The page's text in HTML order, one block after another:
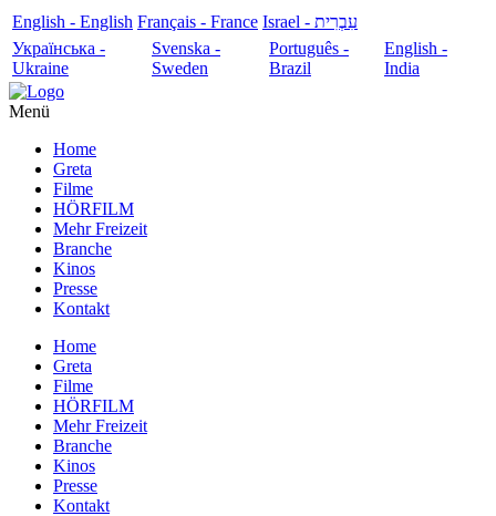
English - English Français - France
עִבְרִית - Israel
Українська -
Ukraine
Svenska -
Sweden
Português -
Brazil
English -
India
Menü
Home
Greta
Filme
HÖRFILM
Mehr Freizeit
Branche
Kinos
Presse
Kontakt
Home
Greta
Filme
HÖRFILM
Mehr Freizeit
Branche
Kinos
Presse
Kontakt